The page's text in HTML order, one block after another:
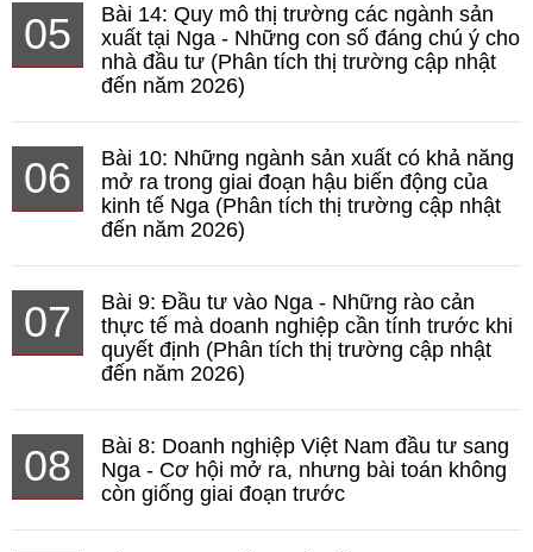
05
Bài 14: Quy mô thị trường các ngành sản
xuất tại Nga - Những con số đáng chú ý cho
nhà đầu tư (Phân tích thị trường cập nhật
đến năm 2026)
06
Bài 10: Những ngành sản xuất có khả năng
mở ra trong giai đoạn hậu biến động của
kinh tế Nga (Phân tích thị trường cập nhật
đến năm 2026)
07
Bài 9: Đầu tư vào Nga - Những rào cản
thực tế mà doanh nghiệp cần tính trước khi
quyết định (Phân tích thị trường cập nhật
đến năm 2026)
08
Bài 8: Doanh nghiệp Việt Nam đầu tư sang
Nga - Cơ hội mở ra, nhưng bài toán không
còn giống giai đoạn trước